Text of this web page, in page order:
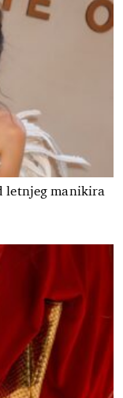
letnjeg manikira